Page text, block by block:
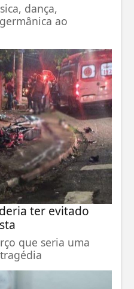
dança,
ao
ter evitado
que seria uma